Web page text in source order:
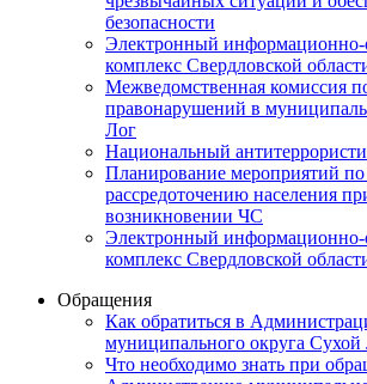
безопасности
Электронный информационно-
комплекс Cвердловской
Межведомственная комиссия
правонарушений в
Лог
Национальный
Планирование мероприятий по
рассредоточению населения
возникновении ЧС
Электронный информационно-
комплекс Свердловской
Обращения
Как обратиться в
муниципального округа Сухой
Что необходимо знать при